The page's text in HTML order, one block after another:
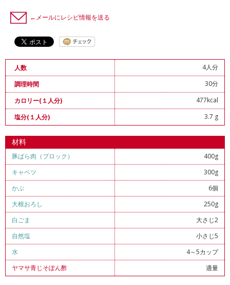
←メールにレシピ情報を送る
人数
4人分
調理時間
30分
カロリー(１人分)
477kcal
塩分(１人分)
3.7 g
材料
豚ばら肉（ブロック）
400g
キャベツ
300g
かぶ
6個
大根おろし
250g
白ごま
大さじ2
自然塩
小さじ5
水
4～5カップ
ヤマサ青じそぽん酢
適量